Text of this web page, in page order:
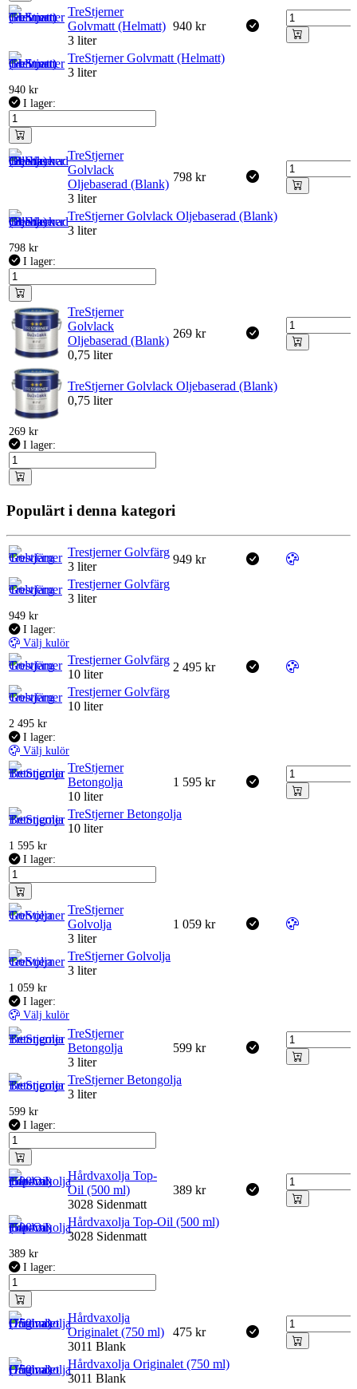
TreStjerner
Golvmatt (Helmatt)
3 liter
940 kr
TreStjerner Golvmatt (Helmatt)
3 liter
940 kr
I lager:
TreStjerner
Golvlack
Oljebaserad (Blank)
3 liter
798 kr
TreStjerner Golvlack Oljebaserad (Blank)
3 liter
798 kr
I lager:
TreStjerner
Golvlack
Oljebaserad (Blank)
0,75 liter
269 kr
TreStjerner Golvlack Oljebaserad (Blank)
0,75 liter
269 kr
I lager:
Populärt i denna kategori
Trestjerner Golvfärg
3 liter
949 kr
Trestjerner Golvfärg
3 liter
949 kr
I lager:
Välj kulör
Trestjerner Golvfärg
10 liter
2 495 kr
Trestjerner Golvfärg
10 liter
2 495 kr
I lager:
Välj kulör
TreStjerner
Betongolja
10 liter
1 595 kr
TreStjerner Betongolja
10 liter
1 595 kr
I lager:
TreStjerner
Golvolja
3 liter
1 059 kr
TreStjerner Golvolja
3 liter
1 059 kr
I lager:
Välj kulör
TreStjerner
Betongolja
3 liter
599 kr
TreStjerner Betongolja
3 liter
599 kr
I lager:
Hårdvaxolja Top-
Oil (500 ml)
3028 Sidenmatt
389 kr
Hårdvaxolja Top-Oil (500 ml)
3028 Sidenmatt
389 kr
I lager:
Hårdvaxolja
Originalet (750 ml)
3011 Blank
475 kr
Hårdvaxolja Originalet (750 ml)
3011 Blank